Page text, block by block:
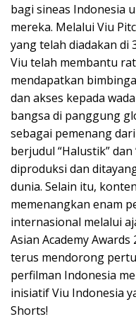
bagi sineas Indonesia
mereka. Melalui Viu
yang telah diadakan di
Viu telah membantu
mendapatkan
dan akses kepada
bangsa di panggung
sebagai pemenang
berjudul “Halustik” dan
diproduksi dan
dunia. Selain itu,
memenangkan enam
internasional melalui
Asian Academy
terus mendorong
perfilman Indonesia
inisiatif Viu Indonesia
Shorts!